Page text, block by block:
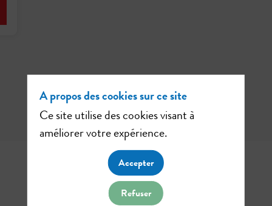
A propos des cookies sur ce site
Ce site utilise des cookies visant à
améliorer votre expérience.
Accepter
Refuser